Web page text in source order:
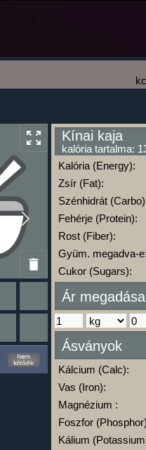
Ha ma már nem eszel/
kattints a kiértékelésre!
A Kalória Szimulátor
-
Kínai kaja
kalória tartalma:
Kalória (Energy):
Zsír (Fat):
Szénhidrát
Fehérje (Protein):
Rost (Fiber):
Gyüm. megadva-e:
Cukor (Sugars):
Ár megadása
Ásványok
Kálcium (Calc):
Vas (Iron):
Magnézium :
Foszfor
Kálium